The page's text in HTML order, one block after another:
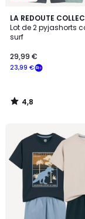
LA REDOUTE
Lot de 2 pyjashorts
surf
23,99 €
29,99 €
4,8
/ 5
4,8
/